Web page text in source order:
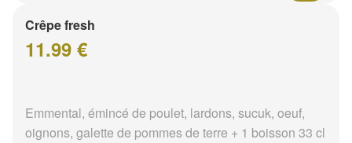
Crêpe fresh
11.99 €
Emmental, émincé de poulet, lardons, sucuk, oeuf,
oignons, galette de pommes de terre + 1 boisson 33 cl